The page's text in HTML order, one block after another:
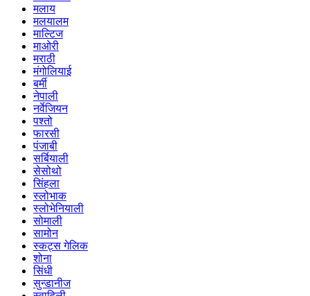
मलाय
मलयालम
माल्टिज
माओरी
मराठी
मंगोलियाई
बर्मी
नेपाली
नर्वेजियन
पश्तो
फारसी
पंजाबी
सर्बियाली
सेसोथो
सिंहला
स्लोभाक
स्लोभेनियाली
सोमाली
सामोन
स्कट्स गेलिक
शोना
सिंधी
सुन्डानीज